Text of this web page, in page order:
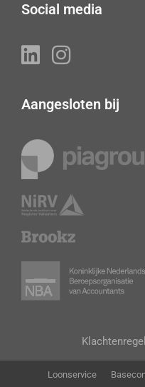
Social media
Aangesloten bij
Loonservice